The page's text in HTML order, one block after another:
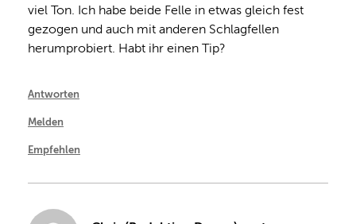
viel Ton. Ich habe beide Felle in etwas gleich fest
gezogen und auch mit anderen Schlagfellen
herumprobiert. Habt ihr einen Tip?
Antworten
Melden
Empfehlen